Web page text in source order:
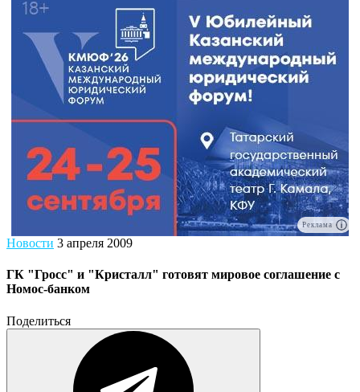
Реклама
Новости 3 апреля 2009
ГК "Гросс" и "Кристалл" готовят мировое соглашение с
Номос-банком
Поделиться